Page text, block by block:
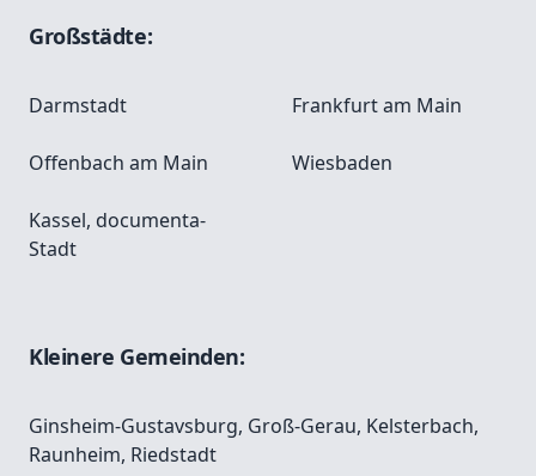
Großstädte:
Darmstadt Frankfurt am Main
Offenbach am Main Wiesbaden
Kassel, documenta-
Stadt
Kleinere Gemeinden:
Ginsheim-Gustavsburg, Groß-Gerau, Kelsterbach,
Raunheim, Riedstadt